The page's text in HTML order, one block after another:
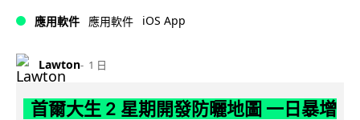
應用軟件 應用軟件 iOS App
Lawton 1 日
首爾大生 2 星期開發防曬地圖 一日暴增